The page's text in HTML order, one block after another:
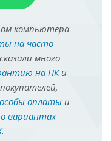
компьютера
на часто
много
на ПКи
оплатыи
о вариантах
.